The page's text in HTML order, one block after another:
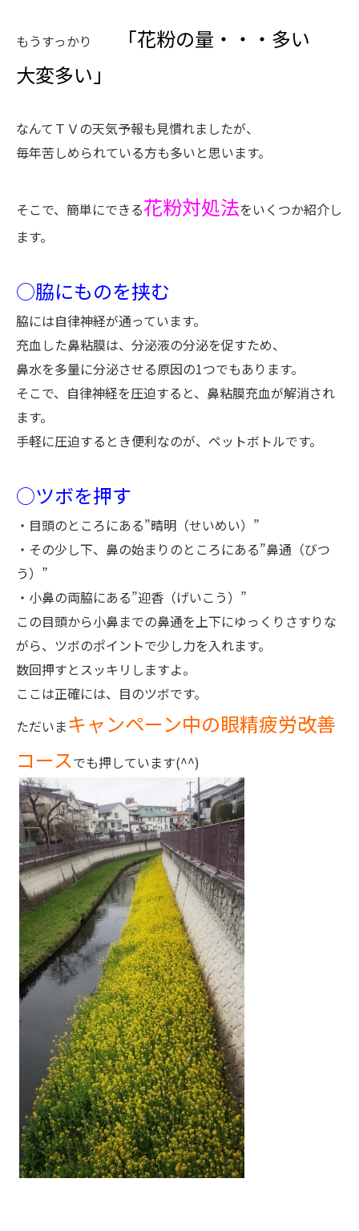
もうすっかり
「花粉の量・・・多い
大変多い」
なんてＴＶの天気予報も見慣れましたが、
毎年苦しめられている方も多いと思います。
そこで、簡単にできる花粉対処法をいくつか紹介し
ます。
○脇にものを挟む
脇には自律神経が通っています。
充血した鼻粘膜は、分泌液の分泌を促すため、
鼻水を多量に分泌させる原因の1つでもあります。
そこで、自律神経を圧迫すると、鼻粘膜充血が解消され
ます。
手軽に圧迫するとき便利なのが、ペットボトルです。
○ツボを押す
・目頭のところにある”晴明（せいめい）”
・その少し下、鼻の始まりのところにある”鼻通（びつ
う）”
・小鼻の両脇にある”迎香（げいこう）”
この目頭から小鼻までの鼻通を上下にゆっくりさすりな
がら、ツボのポイントで少し力を入れます。
数回押すとスッキリしますよ。
ここは正確には、目のツボです。
ただいまキャンペーン中の眼精疲労改善
コースでも押しています(^^)